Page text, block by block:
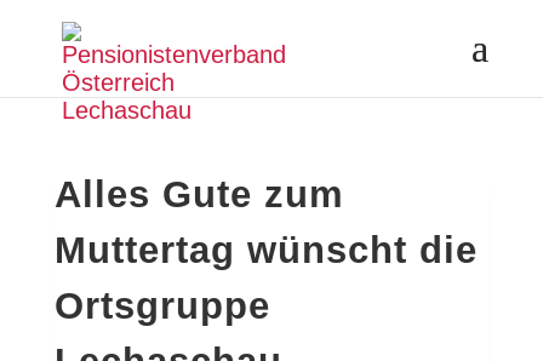
Alles Gute zum
Muttertag wünscht die
Ortsgruppe